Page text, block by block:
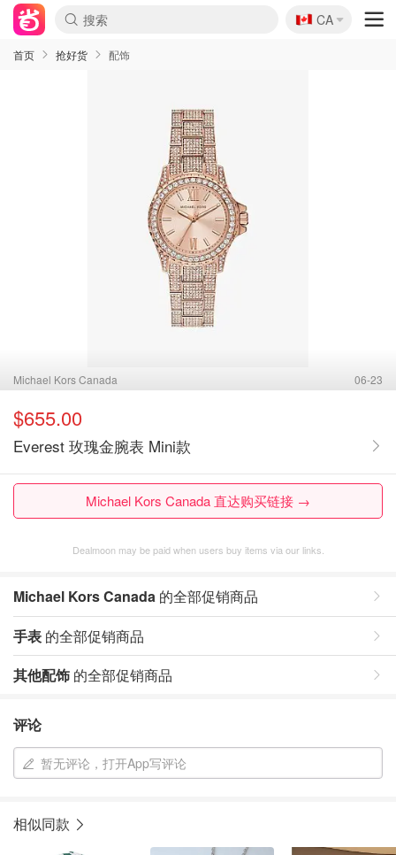
🇨🇦
CA
首页 抢好货 配饰
Michael Kors Canada 06-23
$655.00
Everest 玫瑰金腕表 Mini款
Michael Kors Canada 直达购买链接 →
Dealmoon may be paid when users buy items via our links.
Michael Kors Canada 的全部促销商品
手表 的全部促销商品
其他配饰 的全部促销商品
评论
暂无评论，打开App写评论
相似同款